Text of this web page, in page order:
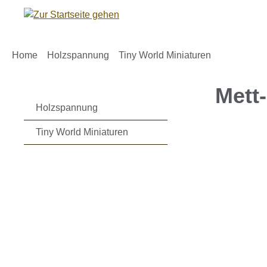
Hauptinhalt springen
Zur Suche springen
Zur Hauptnavigation springen
Home Holzspannung Tiny World Miniaturen
Holzspannung
Tiny World Miniaturen